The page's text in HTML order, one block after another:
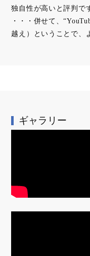
独自性が高いと評判で
・・・併せて、
越え）ということで、
ギャラリー